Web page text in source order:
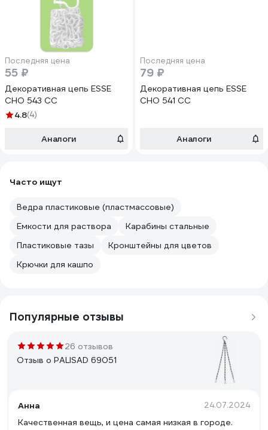
Последняя цена
55 ₽
Декоративная цепь ESSE
CHO 543 CC
4.8(4)
Аналоги
Последняя цена
79 ₽
Декоративная цепь ESSE
CHO 541 CC
Аналоги
Часто ищут
Ведра пластиковые (пластмассовые)
Емкости для раствора
Карабины стальные
Пластиковые тазы
Кронштейны для цветов
Крючки для кашпо
Популярные отзывы
26 отзывов
Отзыв о PALISAD 69051
Анна 24.07.2024
Качественная вещь, и цена самая низкая в городе.